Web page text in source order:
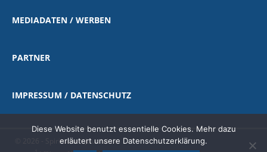
MEDIADATEN / WERBEN
PARTNER
IMPRESSUM / DATENSCHUTZ
© 2026 - Spirituosen-Journal.de
Diese Website benutzt essentielle Cookies. Mehr dazu
erläutert unsere Datenschutzerklärung.